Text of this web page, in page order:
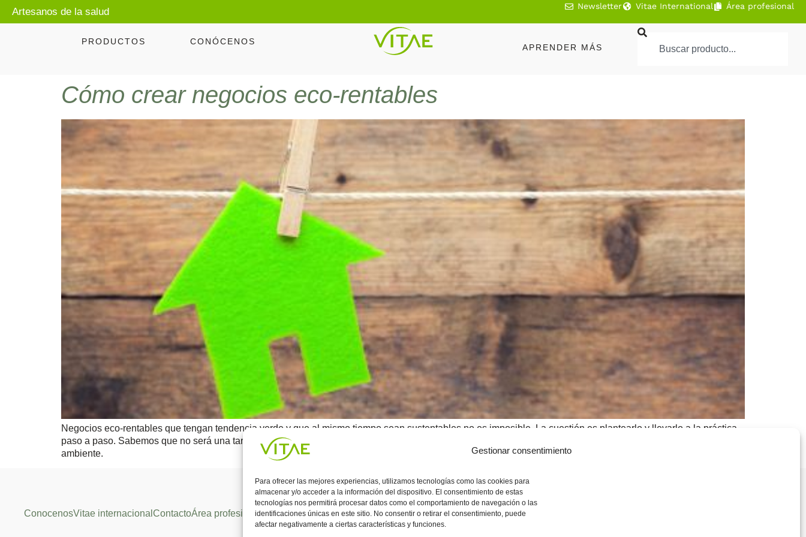
Gestionar consentimiento
Para ofrecer las mejores experiencias, utilizamos tecnologías como las cookies para
almacenar y/o acceder a la información del dispositivo. El consentimiento de estas
tecnologías nos permitirá procesar datos como el comportamiento de navegación o las
identificaciones únicas en este sitio. No consentir o retirar el consentimiento, puede
afectar negativamente a ciertas características y funciones.
Artesanos de la salud Newsletter Vitae International Área profesional
PRODUCTOS CONÓCENOS
APRENDER MÁS
Cómo crear negocios eco-rentables
Negocios eco-rentables que tengan tendencia verde y que al mismo tiempo sean sustentables no es imposible. La cuestión es plantearlo y llevarlo a la práctica
paso a paso. Sabemos que no será una tarea sencilla pero es una misión que ayudará al planeta y permitirá que tu compañía sea más responsable con el medio
ambiente.
ConocenosVitae internacional ContactoÁrea profesional